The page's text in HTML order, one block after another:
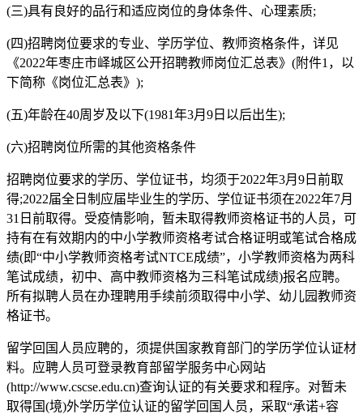
(三)具有良好的品行和适应岗位的身体条件、心理素质;
(四)招聘岗位要求的专业、学历学位、教师资格条件，详见
《2022年枣庄市峄城区公开招聘教师岗位汇总表》(附件1，以
下简称《岗位汇总表》);
(五)年龄在40周岁及以下(1981年3月9日以后出生);
(六)招聘岗位所需的其他资格条件
招聘岗位要求的学历、学位证书，均须于2022年3月9日前取
得;2022届全日制应届毕业生的学历、学位证书须在2022年7月
31日前取得。受疫情影响，暂未取得教师资格证书的人员，可
持有在有效期内的中小学教师资格考试合格证明或笔试合格成
绩(即“中小学教师资格考试NTCE成绩”，小学教师资格为两科
笔试成绩，初中、高中教师资格为三科笔试成绩)报名应聘。
所有拟聘人员在办理聘用手续前须取得中小学、幼儿园教师资
格证书。
留学回国人员应聘的，须提供国家教育部门的学历学位认证材
料。应聘人员可登录教育部留学服务中心网站
(http://www.cscse.edu.cn)查询认证的有关要求和程序。对暂未
取得国(境)外学历学位认证的留学回国人员，采取“承诺+容